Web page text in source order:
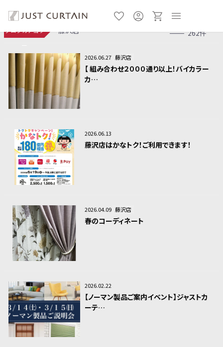
ブログカテゴリ
藤沢店 262件
2026.06.27 藤沢店
【 組み合わせ２０００通り以上！バイカラー
カ…
2026.06.13
藤沢店はかなトク！ご利用できます！
2026.04.09 藤沢店
春のコーディネート
2026.02.22
【ノーマン製品ご案内イベント】ジャストカ
ーテ…